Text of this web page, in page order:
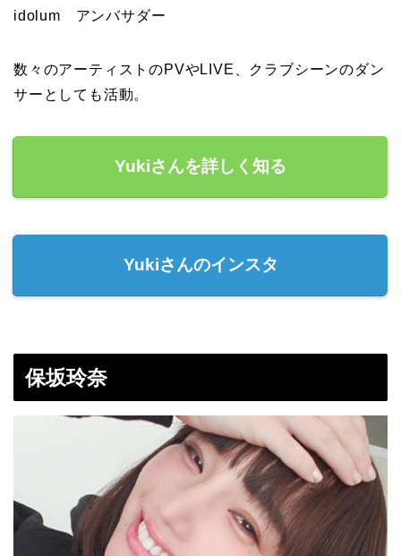
idolum アンバサダー
数々のアーティストのPVやLIVE、クラブシーンのダン
サーとしても活動。
Yukiさんを詳しく知る
Yukiさんのインスタ
保坂玲奈